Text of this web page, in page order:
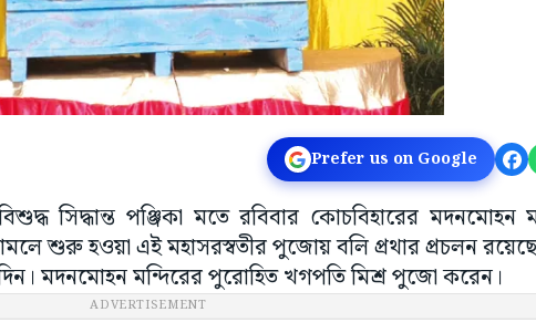
Prefer us on Google
সিদ্ধান্ত পঞ্জিকা মতে রবিবার কোচবিহারের মদনমোহন
শুরু হওয়া এই মহাসরস্বতীর পুজোয় বলি প্রথার প্রচলন
মদনমোহন মন্দিরের পুরোহিত খগপতি মিশ্র পুজো করেন।
ADVERTISEMENT